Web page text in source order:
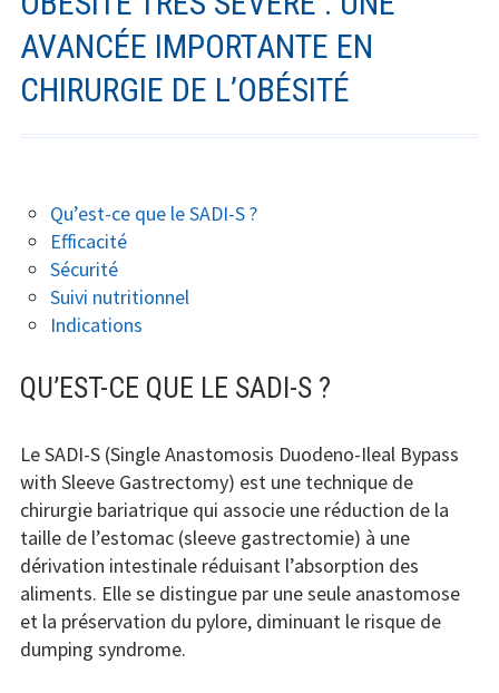
AVANCÉE IMPORTANTE EN
CHIRURGIE DE L’OBÉSITÉ
Qu’est-ce que le SADI-S ?
Efficacité
Sécurité
Suivi nutritionnel
Indications
QU’EST-CE QUE LE SADI-S ?
Le SADI-S (Single Anastomosis Duodeno-Ileal Bypass
with Sleeve Gastrectomy) est une technique de
chirurgie bariatrique qui associe une réduction de la
taille de l’estomac (sleeve gastrectomie) à une
dérivation intestinale réduisant l’absorption des
aliments. Elle se distingue par une seule anastomose
et la préservation du pylore, diminuant le risque de
dumping syndrome.